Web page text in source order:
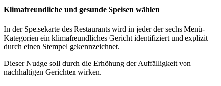
Klimafreundliche und gesunde Speisen wählen
In der Speisekarte des Restaurants wird in jeder der sechs Menü-
Kategorien ein klimafreundliches Gericht identifiziert und explizit
durch einen Stempel gekennzeichnet.
Dieser Nudge soll durch die Erhöhung der Auffälligkeit von
nachhaltigen Gerichten wirken.